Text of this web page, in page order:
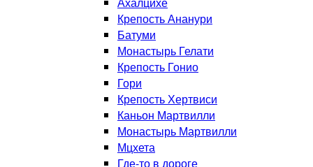
Крепость Ананури
Батуми
Монастырь Гелати
Крепость Гонио
Гори
Крепость Хертвиси
Каньон Мартвилли
Монастырь Мартвилли
Мцхета
Где-то в дороге